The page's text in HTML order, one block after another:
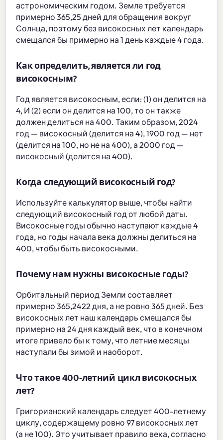
астрономическим годом. Земле требуется
примерно 365,25 дней для обращения вокруг
Солнца, поэтому без високосных лет календарь
смещался бы примерно на 1 день каждые 4 года.
Как определить, является ли год
високосным?
Год является високосным, если: (1) он делится на
4, И (2) если он делится на 100, то он также
должен делиться на 400. Таким образом, 2024
год — високосный (делится на 4), 1900 год — нет
(делится на 100, но не на 400), а 2000 год —
високосный (делится на 400).
Когда следующий високосный год?
Используйте калькулятор выше, чтобы найти
следующий високосный год от любой даты.
Високосные годы обычно наступают каждые 4
года, но годы начала века должны делиться на
400, чтобы быть високосными.
Почему нам нужны високосные годы?
Орбитальный период Земли составляет
примерно 365,2422 дня, а не ровно 365 дней. Без
високосных лет наш календарь смещался бы
примерно на 24 дня каждый век, что в конечном
итоге привело бы к тому, что летние месяцы
наступали бы зимой и наоборот.
Что такое 400-летний цикл високосных
лет?
Григорианский календарь следует 400-летнему
циклу, содержащему ровно 97 високосных лет
(а не 100). Это учитывает правило века, согласно